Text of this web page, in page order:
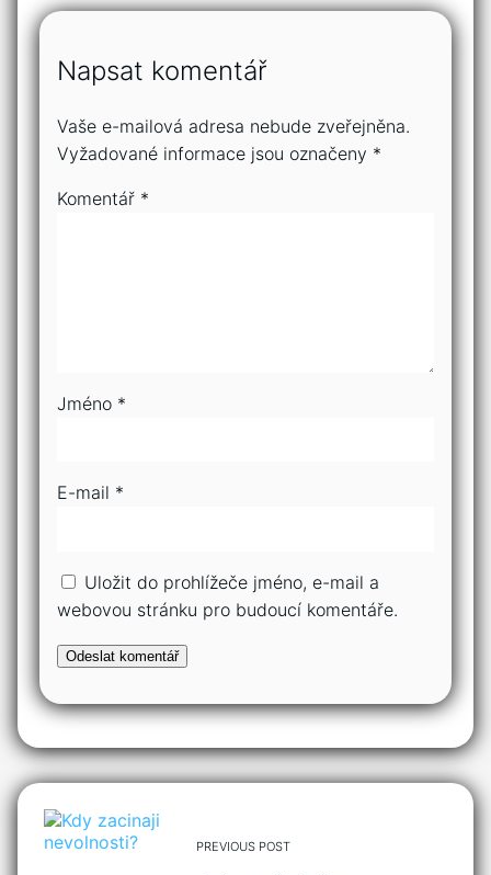
Napsat komentář
Vaše e-mailová adresa nebude zveřejněna.
Vyžadované informace jsou označeny *
Komentář *
Jméno *
E-mail *
Uložit do prohlížeče jméno, e-mail a
webovou stránku pro budoucí komentáře.
PREVIOUS POST